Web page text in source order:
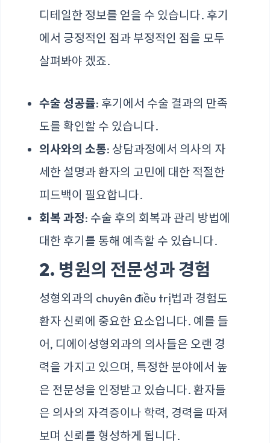
디테일한 정보를 얻을 수 있습니다. 후기
에서 긍정적인 점과 부정적인 점을 모두
살펴봐야 겠죠.
수술 성공률: 후기에서 수술 결과의 만족
도를 확인할 수 있습니다.
의사와의 소통: 상담과정에서 의사의 자
세한 설명과 환자의 고민에 대한 적절한
피드백이 필요합니다.
회복 과정: 수술 후의 회복과 관리 방법에
대한 후기를 통해 예측할 수 있습니다.
2. 병원의 전문성과 경험
성형외과의 chuyên điều trị법과 경험도
환자 신뢰에 중요한 요소입니다. 예를 들
어, 디에이성형외과의 의사들은 오랜 경
력을 가지고 있으며, 특정한 분야에서 높
은 전문성을 인정받고 있습니다. 환자들
은 의사의 자격증이나 학력, 경력을 따져
보며 신뢰를 형성하게 됩니다.